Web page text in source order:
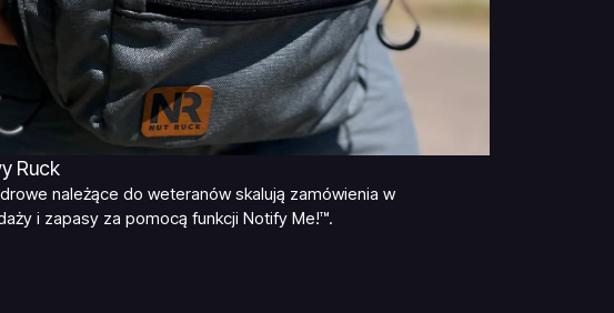
Ruck
należące do weteranów skalują zamówienia w
i zapasy za pomocą funkcji Notify Me!™.